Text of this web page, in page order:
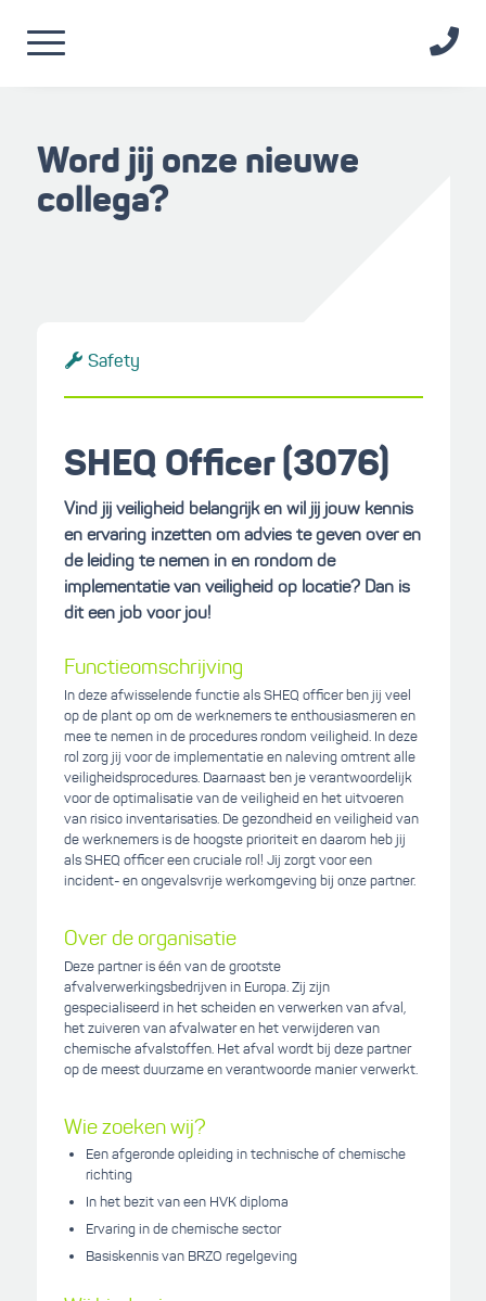
Word jij onze nieuwe
collega?
Safety
SHEQ Officer (3076)
Vind jij veiligheid belangrijk en wil jij jouw kennis
en ervaring inzetten om advies te geven over en
de leiding te nemen in en rondom de
implementatie van veiligheid op locatie? Dan is
dit een job voor jou!
Functieomschrijving
In deze afwisselende functie als SHEQ officer ben jij veel
op de plant op om de werknemers te enthousiasmeren en
mee te nemen in de procedures rondom veiligheid. In deze
rol zorg jij voor de implementatie en naleving omtrent alle
veiligheidsprocedures. Daarnaast ben je verantwoordelijk
voor de optimalisatie van de veiligheid en het uitvoeren
van risico inventarisaties. De gezondheid en veiligheid van
de werknemers is de hoogste prioriteit en daarom heb jij
als SHEQ officer een cruciale rol! Jij zorgt voor een
incident- en ongevalsvrije werkomgeving bij onze partner.
Over de organisatie
Deze partner is één van de grootste
afvalverwerkingsbedrijven in Europa. Zij zijn
gespecialiseerd in het scheiden en verwerken van afval,
het zuiveren van afvalwater en het verwijderen van
chemische afvalstoffen. Het afval wordt bij deze partner
op de meest duurzame en verantwoorde manier verwerkt.
Wie zoeken wij?
Een afgeronde opleiding in technische of chemische
richting
In het bezit van een HVK diploma
Ervaring in de chemische sector
Basiskennis van BRZO regelgeving